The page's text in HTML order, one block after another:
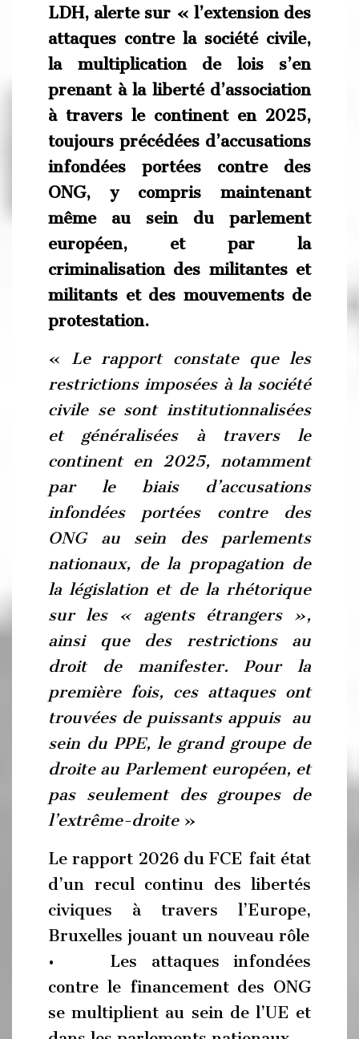
LDH, alerte sur « l’extension des
attaques contre la société civile,
la multiplication de lois s’en
prenant à la liberté d’association
à travers le continent en 2025,
toujours précédées d’accusations
infondées portées contre des
ONG, y compris maintenant
même au sein du parlement
européen, et par la
criminalisation des militantes et
militants et des mouvements de
protestation.
«Le rapport constate que les
restrictions imposées à la société
civile se sont institutionnalisées
et généralisées à travers le
continent en 2025, notamment
par le biais d’accusations
infondées portées contre des
ONG au sein des parlements
nationaux, de la propagation de
la législation et de la rhétorique
sur les « agents étrangers »,
ainsi que des restrictions au
droit de manifester. Pour la
première fois, ces attaques ont
trouvées de puissants appuis au
sein du PPE, le grand groupe de
droite au Parlement européen, et
pas seulement des groupes de
l’extrême-droite»
Le rapport 2026 du FCE fait état
d’un recul continu des libertés
civiques à travers l’Europe,
Bruxelles jouant un nouveau rôle
• Les attaques infondées
contre le financement des ONG
se multiplient au sein de l’UE et